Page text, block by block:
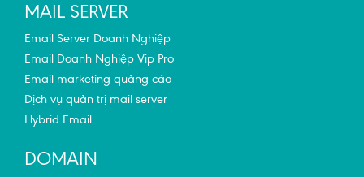
MAIL SERVER
Email Server Doanh Nghiệp
Email Doanh Nghiệp Vip Pro
Email marketing quảng cáo
Dịch vụ quản trị mail server
Hybrid Email
DOMAIN